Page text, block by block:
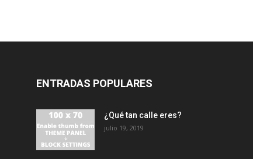
ENTRADAS POPULARES
¿Qué tan calle eres?
julio 19, 2019